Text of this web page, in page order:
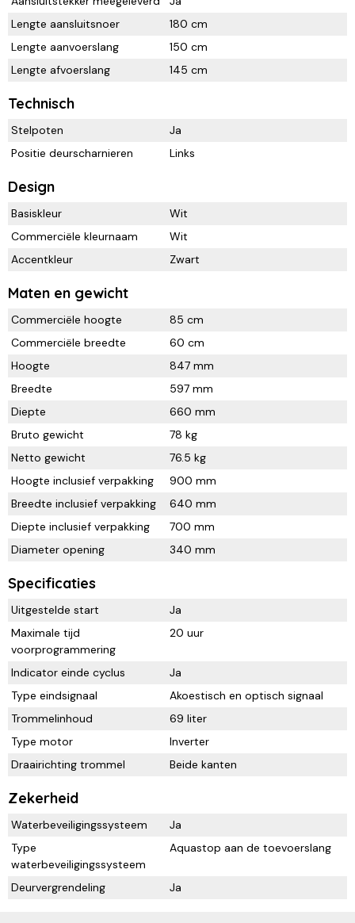
Lengte aansluitsnoer
180 cm
Lengte aanvoerslang
150 cm
Lengte afvoerslang
145 cm
Technisch
Stelpoten
Ja
Positie deurscharnieren
Links
Design
Basiskleur
Wit
Commerciële kleurnaam
Wit
Accentkleur
Zwart
Maten en gewicht
Commerciële hoogte
85 cm
Commerciële breedte
60 cm
Hoogte
847 mm
Breedte
597 mm
Diepte
660 mm
Bruto gewicht
78 kg
Netto gewicht
76.5 kg
Hoogte inclusief verpakking
900 mm
Breedte inclusief verpakking
640 mm
Diepte inclusief verpakking
700 mm
Diameter opening
340 mm
Specificaties
Uitgestelde start
Ja
Maximale tijd
voorprogrammering
20 uur
Indicator einde cyclus
Ja
Type eindsignaal
Akoestisch en optisch signaal
Trommelinhoud
69 liter
Type motor
Inverter
Draairichting trommel
Beide kanten
Zekerheid
Waterbeveiligingssysteem
Ja
Type
waterbeveiligingssysteem
Aquastop aan de toevoerslang
Deurvergrendeling Ja